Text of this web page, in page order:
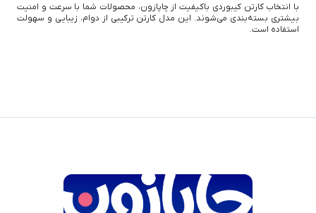
با انتخاب کارتن کیبوردی باکیفیت از چاپازون، محصولات شما با سرعت و امنیت
بیشتری بسته‌بندی می‌شوند. این مدل کارتن ترکیبی از دوام، زیبایی و سهولت
استفاده است.